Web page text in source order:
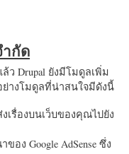
กัด
Drupal ยังมีโมดูลเพิ่ม
างโมดูลที่น่าสนใจมีดังนี้
เรื่องบนเว็บของคุณไปยัง
อง Google AdSense ซึ่ง